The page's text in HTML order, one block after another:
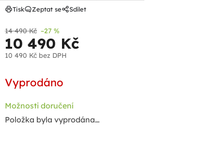
14 490 Kč –27 %
10 490 Kč
10 490 Kč bez DPH
cena:
Vyprodáno
Možnosti doručení
Položka byla vyprodána…
Tisk Zeptat se Sdílet